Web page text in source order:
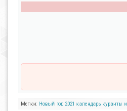
Метки: Новый год 2021 календарь куранты